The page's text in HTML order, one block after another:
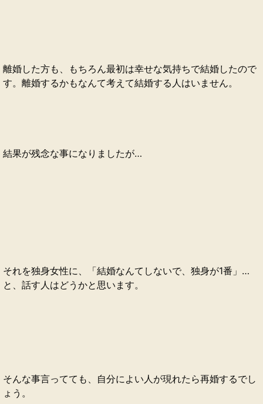
離婚した方も、もちろん最初は幸せな気持ちで結婚したので
す。離婚するかもなんて考えて結婚する人はいません。
結果が残念な事になりましたが…
それを独身女性に、「結婚なんてしないで、独身が1番」…
と、話す人はどうかと思います。
そんな事言ってても、自分によい人が現れたら再婚するでし
ょう。